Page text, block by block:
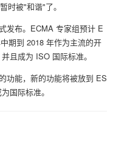
时被"和谐"了。
发布。ECMA 专家组预计 E
期到 2018 年作为主流的开
且成为 ISO 国际标准。
功能，新的功能将被放到 ES
国际标准。